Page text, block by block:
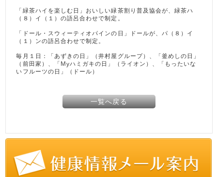
「緑茶ハイを楽しむ日」おいしい緑茶割り普及協会が、緑茶ハ
（８）イ（１）の語呂合わせで制定。
「ドール・スウィーティオパインの日」ドールが、パ（８）イ
（１）ンの語呂合わせで制定。
毎月１日：「あずきの日」（井村屋グループ）、「釜めしの日」
（前田家）、「Myハミガキの日」（ライオン）、「もったいな
いフルーツの日」（ドール）
一覧へ戻る